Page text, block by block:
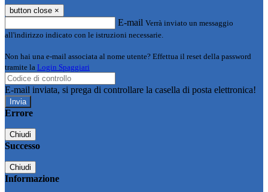
button close ×
E-mail Verrà inviato un messaggio
all'indirizzo indicato con le istruzioni necessarie.
Non hai una e-mail associata al nome utente? Effettua il reset della password
tramite la Login Spaggiari
E-mail inviata, si prega di controllare la casella di posta elettronica!
Errore
Chiudi
Successo
Chiudi
Informazione